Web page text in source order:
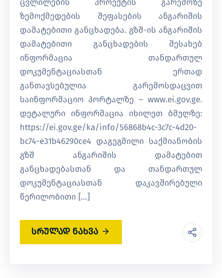
ცვლილების პროექტის გარემოზე
ზემოქმედების შეფასების ანგარიშის
დამატებითი განცხადება. გზშ-ის ანგარიშის
დამატებითი განცხადების შესახებ
ინფორმაცია თანდართულ
დოკუმენტაციასთან ერთად
განთავსებულია გარემოსდაცვით
საინფორმაციო პორტალზე – www.ei.gov.ge.
დეტალური ინფორმაცია იხილეთ ბმულზე:
https://ei.gov.ge/ka/info/56868b4c-3c7c-4d20-
bc74-e31b46290ce4 დაგეგმილი საქმიანობის
გზშ ანგარიშის დამატებით
განცხადებასთან და თანდართულ
დოკუმენტაციასთან დაკავშირებული
წერილობითი […]
სრულად ნახვა